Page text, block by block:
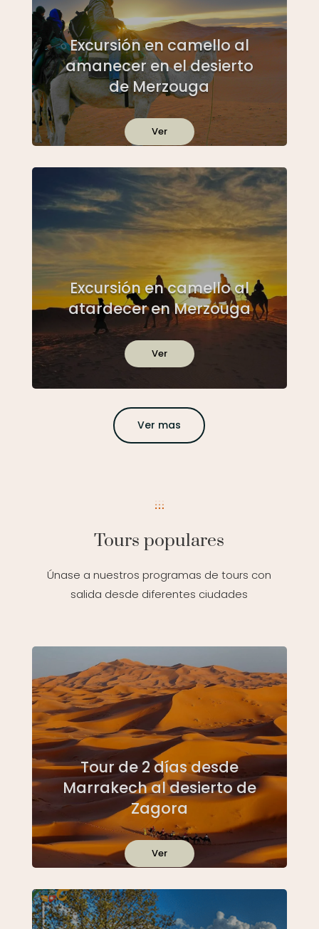
Excursión en camello al
amanecer en el desierto
de Merzouga
Ver
Excursión en camello al
atardecer en Merzouga
Ver
Ver mas
Tours populares
Únase a nuestros programas de tours con
salida desde diferentes ciudades
Tour de 2 días desde
Marrakech al desierto de
Zagora
Ver